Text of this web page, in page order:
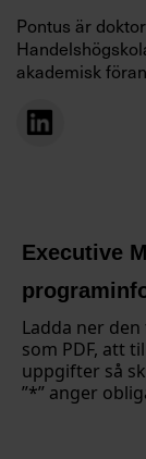
Pontus är
akademisk
Executive
Ladda ner
som PDF, att
uppgifter så
”*” anger